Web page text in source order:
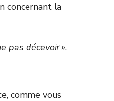
concernant la
pas décevoir ».
comme vous